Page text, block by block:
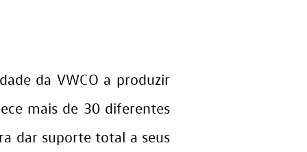
da VWCO a produzir
mais de 30 diferentes
dar suporte total a seus